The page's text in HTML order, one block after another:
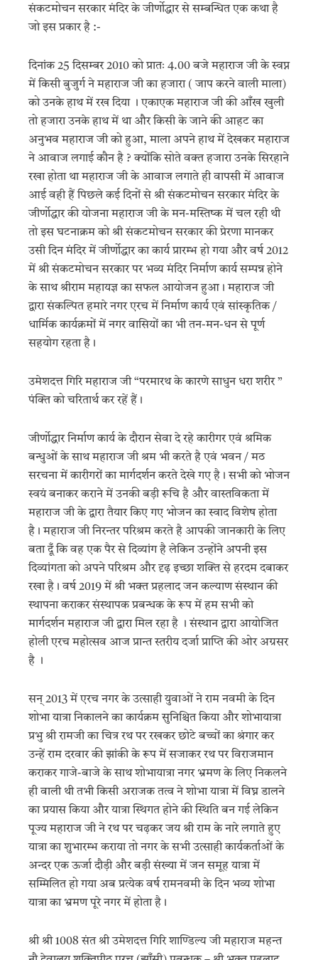
संकटमोचन सरकार मंदिर के जीर्णोद्धार से सम्बन्धित एक कथा है
जो इस प्रकार है :-
दिनांक 25 दिसम्बर 2010 को प्रातः 4.00 बजे महाराज जी के स्वप्न
में किसी बुजुर्ग ने महाराज जी का हजारा ( जाप करने वाली माला)
को उनके हाथ में रख दिया । एकाएक महाराज जी की आँख खुली
तो हजारा उनके हाथ में था और किसी के जाने की आहट का
अनुभव महाराज जी को हुआ, माला अपने हाथ में देखकर महाराज
ने आवाज लगाई कौन है ? क्योंकि सोते वक्त हजारा उनके सिरहाने
रखा होता था महाराज जी के आवाज लगाते ही वापसी में आवाज
आई वही हैं पिछले कई दिनों से श्री संकटमोचन सरकार मंदिर के
जीर्णोद्धार की योजना महाराज जी के मन-मस्तिष्क में चल रही थी
तो इस घटनाक्रम को श्री संकटमोचन सरकार की प्रेरणा मानकर
उसी दिन मंदिर में जीर्णोद्धार का कार्य प्रारम्भ हो गया और वर्ष 2012
में श्री संकटमोचन सरकार पर भव्य मंदिर निर्माण कार्य सम्पन्न होने
के साथ श्रीराम महायज्ञ का सफल आयोजन हुआ। महाराज जी
द्वारा संकल्पित हमारे नगर एरच में निर्माण कार्य एवं सांस्कृतिक /
धार्मिक कार्यक्रमों में नगर वासियों का भी तन-मन-धन से पूर्ण
सहयोग रहता है।
उमेशदत्त गिरि महाराज जी “परमारथ के कारणे साधुन धरा शरीर ”
पंक्ति को चरितार्थ कर रहें हैं।
जीर्णोद्धार निर्माण कार्य के दौरान सेवा दे रहे कारीगर एवं श्रमिक
बन्धुओं के साथ महाराज जी श्रम भी करते है एवं भवन / मठ
सरचना में कारीगरों का मार्गदर्शन करते देखे गए है। सभी को भोजन
स्वयं बनाकर कराने में उनकी बड़ी रूचि है और वास्तविकता में
महाराज जी के द्वारा तैयार किए गए भोजन का स्वाद विशेष होता
है। महाराज जी निरन्तर परिश्रम करते है आपकी जानकारी के लिए
बता दूँ कि वह एक पैर से दिव्यांग है लेकिन उन्होंने अपनी इस
दिव्यांगता को अपने परिश्रम और दृढ़ इच्छा शक्ति से हरदम दबाकर
रखा है। वर्ष 2019 में श्री भक्त प्रहलाद जन कल्याण संस्थान की
स्थापना कराकर संस्थापक प्रबन्धक के रूप में हम सभी को
मार्गदर्शन महाराज जी द्वारा मिल रहा है । संस्थान द्वारा आयोजित
होली एरच महोत्सव आज प्रान्त स्तरीय दर्जा प्राप्ति की ओर अग्रसर
है ।
सन् 2013 में एरच नगर के उत्साही युवाओं ने राम नवमी के दिन
शोभा यात्रा निकालने का कार्यक्रम सुनिश्चित किया और शोभायात्रा
प्रभु श्री रामजी का चित्र रथ पर रखकर छोटे बच्चों का श्रंगार कर
उन्हें राम दरवार की झांकी के रूप में सजाकर रथ पर विराजमान
कराकर गाजे-बाजे के साथ शोभायात्रा नगर भ्रमण के लिए निकलने
ही वाली थी तभी किसी अराजक तत्व ने शोभा यात्रा में विघ्न डालने
का प्रयास किया और यात्रा स्थिगत होने की स्थिति बन गई लेकिन
पूज्य महाराज जी ने रथ पर चढ़कर जय श्री राम के नारे लगाते हुए
यात्रा का शुभारम्भ कराया तो नगर के सभी उत्साही कार्यकर्ताओं के
अन्दर एक ऊर्जा दौड़ी और बड़ी संख्या में जन समूह यात्रा में
सम्मिलित हो गया अब प्रत्येक वर्ष रामनवमी के दिन भव्य शोभा
यात्रा का भ्रमण पूरे नगर में होता है।
श्री श्री 1008 संत श्री उमेशदत्त गिरि शाण्डिल्य जी महाराज महन्त